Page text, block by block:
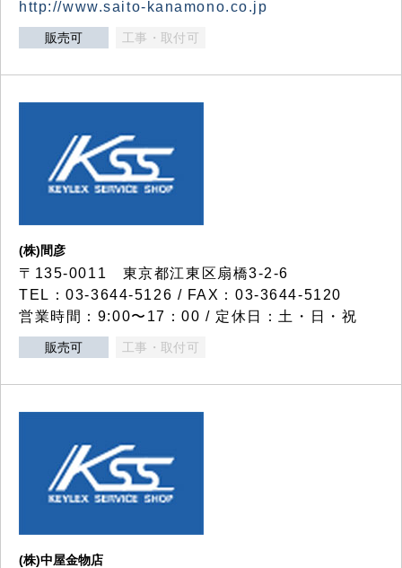
http://www.saito-kanamono.co.jp
販売可 工事・取付可
(株)間彦
〒135-0011 東京都江東区扇橋3-2-6
TEL：03-3644-5126 / FAX：03-3644-5120
営業時間：9:00〜17：00 / 定休日：土・日・祝
販売可 工事・取付可
(株)中屋金物店